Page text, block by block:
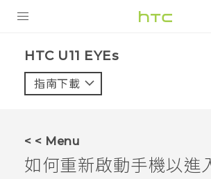
VIVE
HTC U11 EYEs‎
指南下載
< < Menu
如何重新啟動手機以進